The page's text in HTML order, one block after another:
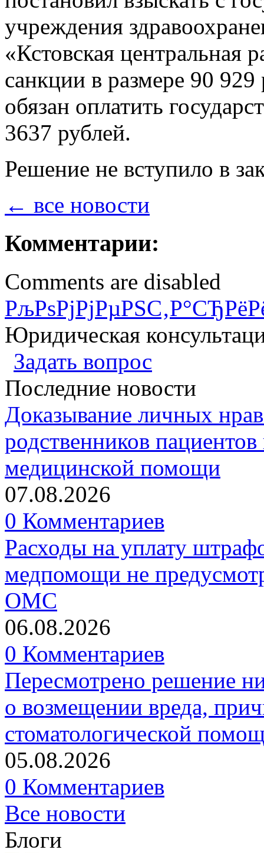
учреждения
«Кстовская центральная
санкции в размере 90
обязан оплатить
3637 рублей.
Решение не вступило в
← все новости
Комментарии:
Comments are disabled
Юридическая
Задать вопрос
Последние новости
Доказывание личных
родственников
медицинской помощи
07.08.2026
0 Комментариев
Расходы на уплату
медпомощи не
ОМС
06.08.2026
0 Комментариев
Пересмотрено решение
о возмещении вреда,
стоматологической
05.08.2026
0 Комментариев
Все новости
Блоги